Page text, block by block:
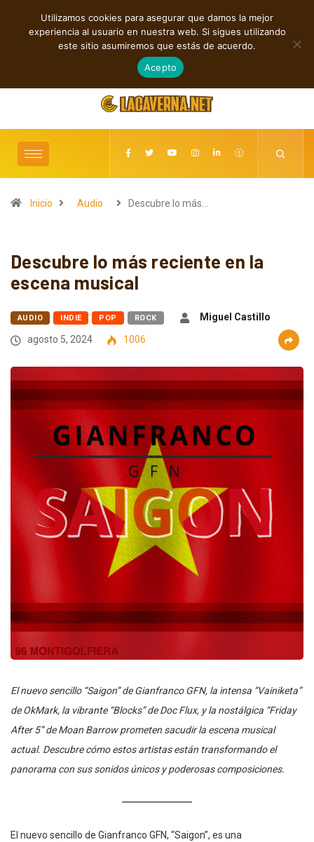
TENDENCIAS
Rock, folk e indie: cuatro estrenos independientes por descubrir
agosto 7, 2026
Inicio Audio Descubre lo más…
Descubre lo más reciente en la
escena musical
AUDIO INDIE POP ROCK
Miguel Castillo
agosto 5, 2024
1006
El nuevo sencillo “Saigon” de Gianfranco GFN, la intensa “Vainiketa”
de OkMark, la vibrante “Blocks” de Doc Flux, y la nostálgica “Friday
After 5” de Moan Barrow prometen sacudir la escena musical
actual. Descubre cómo estos artistas están transformando el
panorama con sus sonidos únicos y poderosas composiciones.
El nuevo sencillo de Gianfranco GFN, “Saigon”, es una
Utilizamos cookies para asegurar que damos la mejor
experiencia al usuario en nuestra web. Si sigues utilizando
este sitio asumiremos que estás de acuerdo.
Acepto